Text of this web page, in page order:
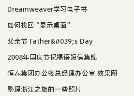
Dreamweaver学习电子书
如何找回“显示桌面”
父亲节 Father&#039;s Day
2008年国庆节祝福语短信集锦
恒春集团办公楼总经理办公室 效果图
整理浙江之旅的一些照片